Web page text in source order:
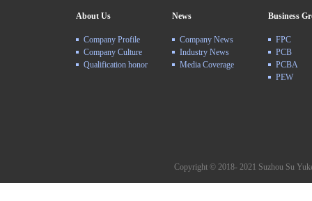
About Us
Company Profile
Company Culture
Qualification honor
News
Company News
Industry News
Media Coverage
Business
FPC
PCB
PCBA
PEW
Copyright © 2018- 2021 Suzhou Su